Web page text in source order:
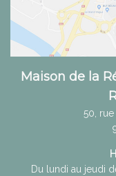
Maison de la
50,
Du lundi au jeudi